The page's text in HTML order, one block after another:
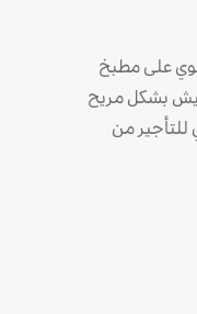
على مطبخ
بشكل مريح
للتأجير من